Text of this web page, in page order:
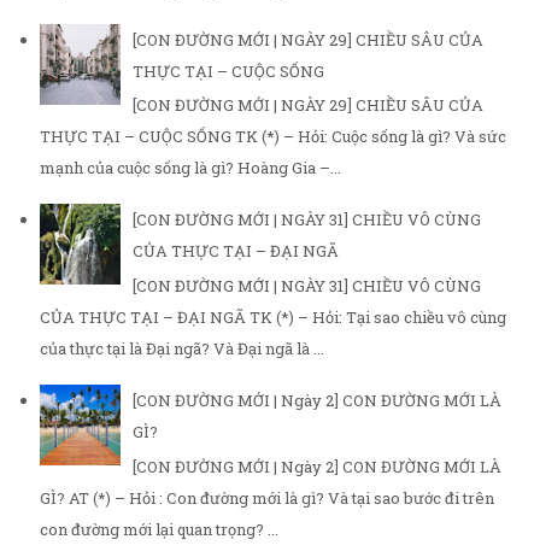
[CON ĐƯỜNG MỚI | NGÀY 29] CHIỀU SÂU CỦA
THỰC TẠI – CUỘC SỐNG
[CON ĐƯỜNG MỚI | NGÀY 29] CHIỀU SÂU CỦA
THỰC TẠI – CUỘC SỐNG TK (*) – Hỏi: Cuộc sống là gì? Và sức
mạnh của cuộc sống là gì? Hoàng Gia –...
[CON ĐƯỜNG MỚI | NGÀY 31] CHIỀU VÔ CÙNG
CỦA THỰC TẠI – ĐẠI NGÃ
[CON ĐƯỜNG MỚI | NGÀY 31] CHIỀU VÔ CÙNG
CỦA THỰC TẠI – ĐẠI NGÃ TK (*) – Hỏi: Tại sao chiều vô cùng
của thực tại là Đại ngã? Và Đại ngã là ...
[CON ĐƯỜNG MỚI | Ngày 2] CON ĐƯỜNG MỚI LÀ
GÌ?
[CON ĐƯỜNG MỚI | Ngày 2] CON ĐƯỜNG MỚI LÀ
GÌ? AT (*) – Hỏi : Con đường mới là gì? Và tại sao bước đi trên
con đường mới lại quan trọng? ...